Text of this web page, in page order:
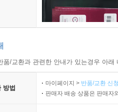
/교환과 관련한 안내가 있는경우 아
방법
마이페이지 > 반품/교환 신
판매자 배송 상품은 판매자